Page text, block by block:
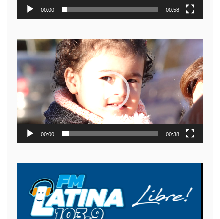
00:00 00:58
Reproductor
de
video
00:00 00:38